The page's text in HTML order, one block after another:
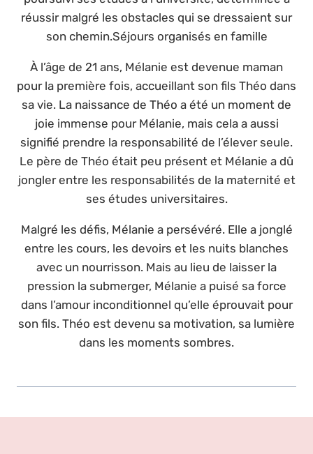
réussir malgré les obstacles qui se dressaient sur
son chemin.Séjours organisés en famille
À l’âge de 21 ans, Mélanie est devenue maman
pour la première fois, accueillant son fils Théo dans
sa vie. La naissance de Théo a été un moment de
joie immense pour Mélanie, mais cela a aussi
signifié prendre la responsabilité de l’élever seule.
Le père de Théo était peu présent et Mélanie a dû
jongler entre les responsabilités de la maternité et
ses études universitaires.
Malgré les défis, Mélanie a persévéré. Elle a jonglé
entre les cours, les devoirs et les nuits blanches
avec un nourrisson. Mais au lieu de laisser la
pression la submerger, Mélanie a puisé sa force
dans l’amour inconditionnel qu’elle éprouvait pour
son fils. Théo est devenu sa motivation, sa lumière
dans les moments sombres.